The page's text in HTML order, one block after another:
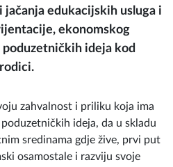
edukacijskih usluga i
ekonomskog
ideja kod
zahvalnost i priliku koja ima
ideja, da u skladu
sredinama gdje žive, prvi put
osamostale i razviju svoje